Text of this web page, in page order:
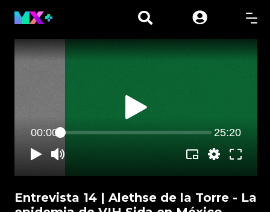
00:00 25:20
Entrevista 14 | Alethse de la Torre - La